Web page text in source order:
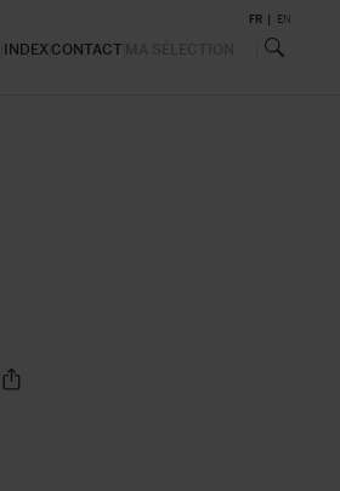
INDEXCONTACT
FR EN